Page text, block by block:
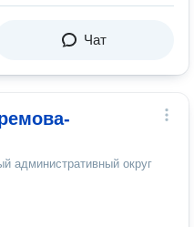
Чат
административный округ